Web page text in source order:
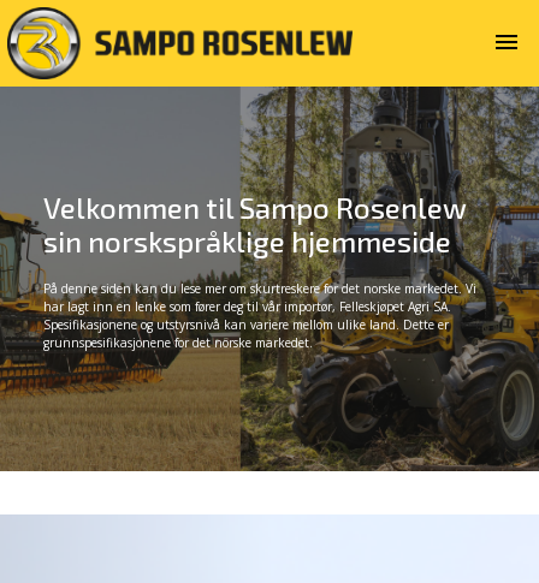
menu
Velkommen til Sampo Rosenlew
sin norskspråklige hjemmeside
På denne siden kan du lese mer om skurtreskere for det norske markedet. Vi
har lagt inn en lenke som fører deg til vår importør, Felleskjøpet Agri SA.
Spesifikasjonene og utstyrsnivå kan variere mellom ulike land. Dette er
grunnspesifikasjonene for det norske markedet.